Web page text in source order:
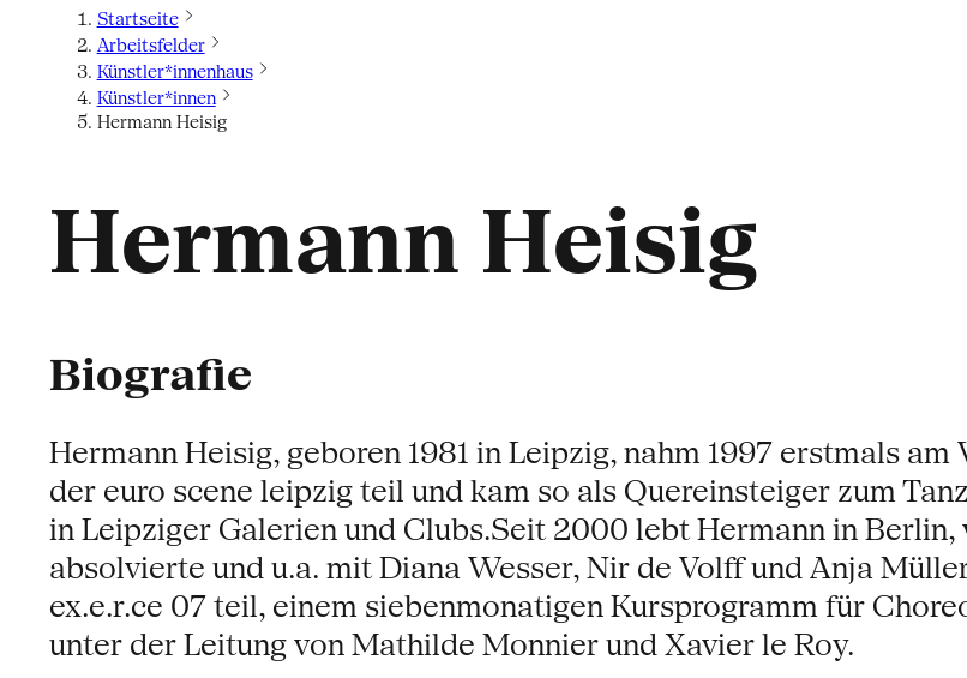
Startseite
Arbeitsfelder
Künstler*innenhaus
Künstler*innen
Hermann Heisig
Hermann Heisig
Biografie
Hermann Heisig, geboren 1981 in Leipzig, nahm 1997 erstmals
der euro scene leipzig teil und kam so als Quereinsteiger zum
in Leipziger Galerien und Clubs.Seit 2000 lebt Hermann in Berlin,
absolvierte und u.a. mit Diana Wesser, Nir de Volff und Anja
ex.e.r.ce 07 teil, einem siebenmonatigen Kursprogramm für
unter der Leitung von Mathilde Monnier und Xavier le Roy.